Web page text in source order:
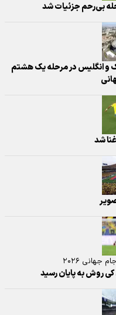
و انگلیس در مرحله یک هشتم
شد
جهانی ۲۰۲۶